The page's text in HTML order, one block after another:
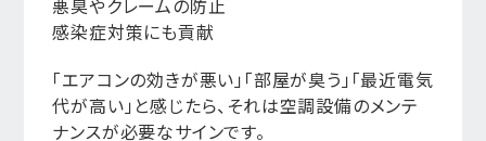
悪臭やクレームの防止
感染症対策にも貢献
「エアコンの効きが悪い」「部屋が臭う」「最近電気
代が高い」と感じたら、それは空調設備のメンテ
ナンスが必要なサインです。